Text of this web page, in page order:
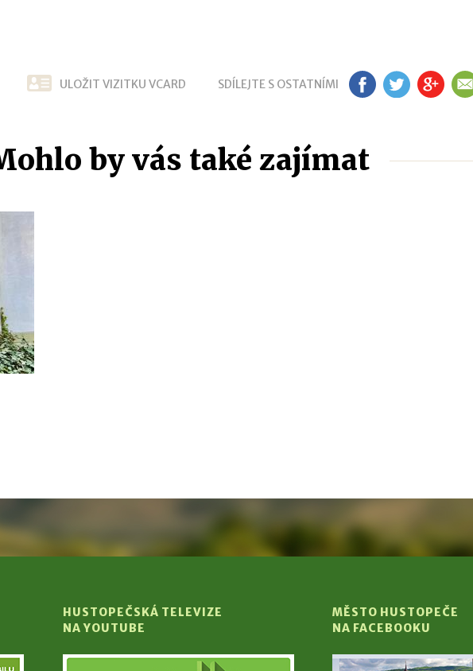
ULOŽIT VIZITKU VCARD SDÍLEJTE S OSTATNÍMI FB TW G+ EM
by vás také zajímat
HUSTOPEČSKÁ TELEVIZE
NA YOUTUBE
MĚSTO HUSTOPEČE
NA FACEBOOKU